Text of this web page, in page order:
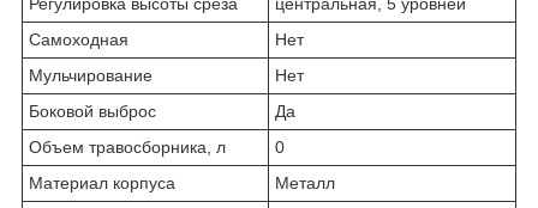
Самоходная
Нет
Мульчирование
Нет
Боковой выброс
Да
Объем травосборника, л
0
Материал корпуса
Металл